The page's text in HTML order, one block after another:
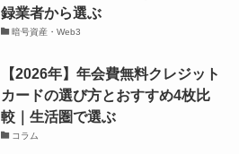
録業者から選ぶ
暗号資産・Web3
【2026年】年会費無料クレジット
カードの選び方とおすすめ4枚比
較｜生活圏で選ぶ
コラム